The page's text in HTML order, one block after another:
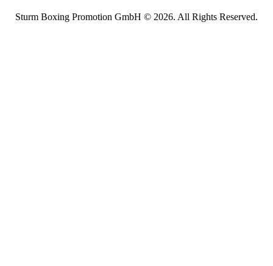
Sturm Boxing Promotion GmbH © 2026. All Rights Reserved.